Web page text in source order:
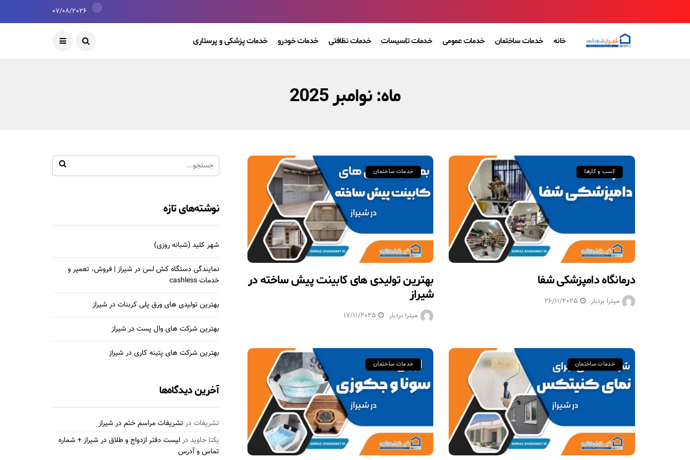
07/08/2026
خانه خدمات ساختمان خدمات عمومی خدمات تاسیسات خدمات نظافتی خدمات خودرو خدمات پزشکی و پرستاری
ماه:نوامبر 2025
کسب و کارها
درمانگاه دامپزشکی شفا
میترا بردبار 26/11/2025
خدمات ساختمان
بهترین تولیدی‌ های کابینت پیش ساخته در
شیراز
میترا بردبار 17/11/2025
خدمات ساختمان خدمات ساختمان
نوشته‌های تازه
شهر کلید (شبانه روزی)
نمایندگی دستگاه کش لس در شیراز | فروش، تعمیر و
خدمات cashless
بهترین تولیدی های ورق پلی کربنات در شیراز
بهترین شرکت های وال پست در شیراز
بهترین شرکت های پتینه کاری در شیراز
آخرین دیدگاه‌ها
تشریفات در تشریفات مراسم ختم در شیراز
یکتا جاوید درلیست دفتر ازدواج و طلاق در شیراز + شماره
تماس و آدرس